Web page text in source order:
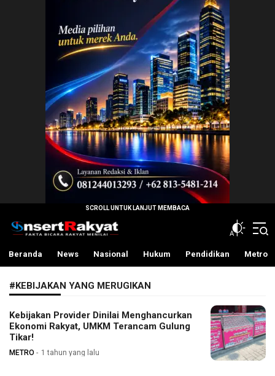
InsertRakyat.com
Fakta Bicara Rakyat Menilai
Beranda News Nasional Hukum Pendidikan Metro
#KEBIJAKAN YANG MERUGIKAN
Kebijakan Provider Dinilai Menghancurkan
Ekonomi Rakyat, UMKM Terancam Gulung
Tikar!
METRO 1 tahun yang lalu